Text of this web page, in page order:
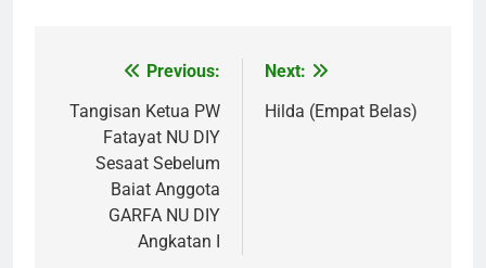
navigation
Previous:
Tangisan Ketua PW
Fatayat NU DIY
Sesaat Sebelum
Baiat Anggota
GARFA NU DIY
Angkatan I
Next:
Hilda (Empat Belas)